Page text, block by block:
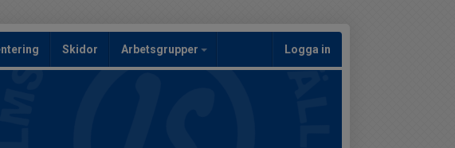
Skidor Arbetsgrupper Logga in